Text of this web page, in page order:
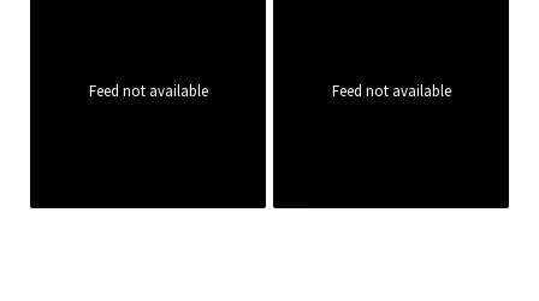
Feed not available Feed not available